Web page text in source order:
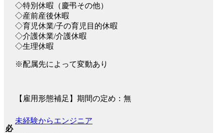
◇特別休暇（慶弔その他）
◇産前産後休暇
◇育児休業/子の育児目的休暇
◇介護休業/介護休暇
◇生理休暇
※配属先によって変動あり
【雇用形態補足】期間の定め：無
必
未経験からエンジニア